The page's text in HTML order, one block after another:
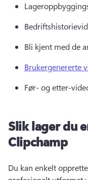
Bli kjent med de
Brukergenererte
Før- og etter-
Slik lager du
Clipchamp
Du kan enkelt